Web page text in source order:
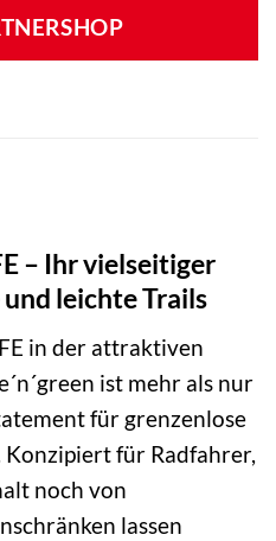
– Ihr vielseitiger
leichte Trails
in der attraktiven
ist mehr als nur
für grenzenlose
für Radfahrer,
noch von
lassen